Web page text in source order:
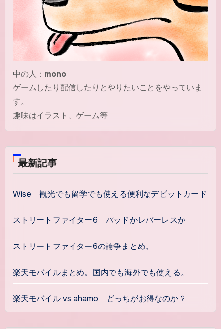
中の人： mono
ゲームしたり配信したりとやりたいことをやっていま
す。
趣味はイラスト、ゲーム等
最新記事
Wise 観光でも留学でも使える便利なデビットカード
ストリートファイター6 パッドかレバーレスか
ストリートファイター6の論争まとめ。
楽天モバイルまとめ。国内でも海外でも使える。
楽天モバイル vs ahamo どっちがお得なのか？